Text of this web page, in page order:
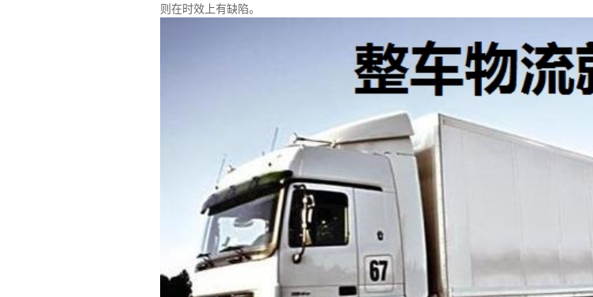
则在时效上有缺陷。